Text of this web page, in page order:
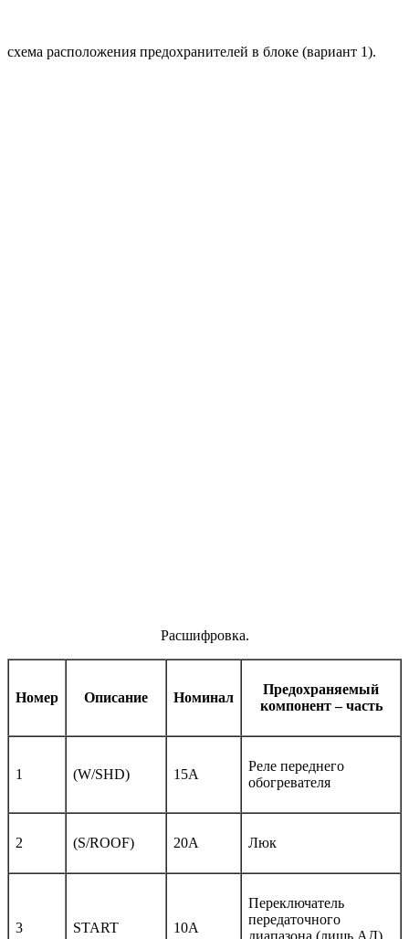
схема расположения предохранителей в блоке (вариант 1).
Расшифровка.
Номер Описание Номинал
Предохраняемый
компонент – часть
1 (W/SHD) 15A
Реле переднего
обогревателя
2 (S/ROOF) 20A Люк
3 START 10A
Переключатель
передаточного